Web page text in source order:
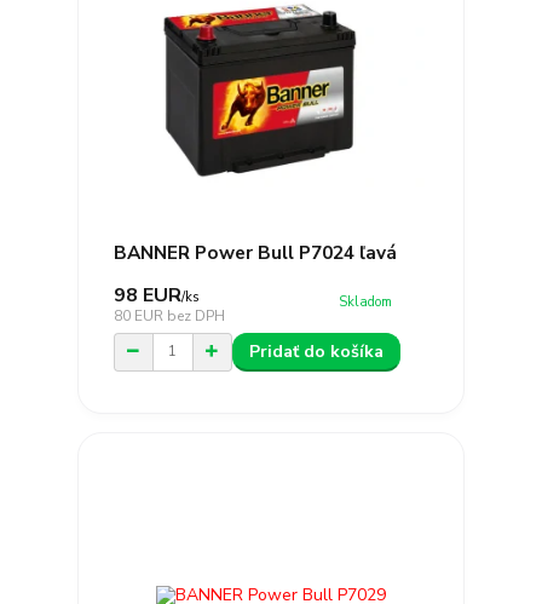
BANNER Power Bull P7024 ľavá
98 EUR/ks
80 EUR bez DPH
Skladom
Pridať do košíka